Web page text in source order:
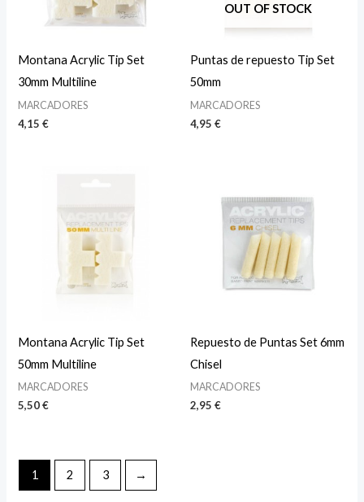
Montana Acrylic Tip Set
30mm Multiline
MARCADORES
4,15€
OUT OF STOCK
Puntas de repuesto Tip Set
50mm
MARCADORES
4,95 €
Montana Acrylic Tip Set
50mm Multiline
MARCADORES
5,50€
Repuesto de Puntas Set 6mm
Chisel
MARCADORES
2,95 €
1 2 3 →